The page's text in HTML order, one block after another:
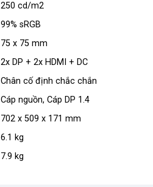
250 cd/m2
99% sRGB
75 x 75 mm
2x DP + 2x HDMI + DC
Chân cố định chắc chắn
Cáp nguồn, Cáp DP 1.4
702 x 509 x 171 mm
6.1 kg
7.9 kg